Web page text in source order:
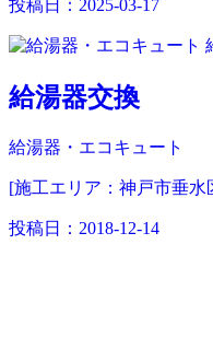
投稿日： 2025-03-17
給湯器交換
給湯器・エコキュート
[施工エリア：神戸市垂水
投稿日： 2018-12-14